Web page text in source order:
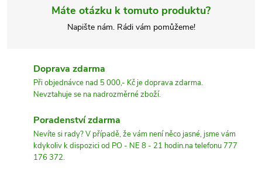
Máte otázku k tomuto produktu?
Napište nám. Rádi vám pomůžeme!
Doprava zdarma
Při objednávce nad 5 000,- Kč je doprava zdarma.
Nevztahuje se na nadrozměrné zboží.
Poradenství zdarma
Nevíte si rady? V případě, že vám není něco jasné, jsme vám
kdykoliv k dispozici od PO - NE 8 - 21 hodin.na telefonu 777
176 372.